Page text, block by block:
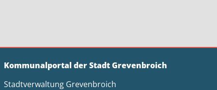
Kommunalportal der Stadt Grevenbroich
Stadtverwaltung Grevenbroich